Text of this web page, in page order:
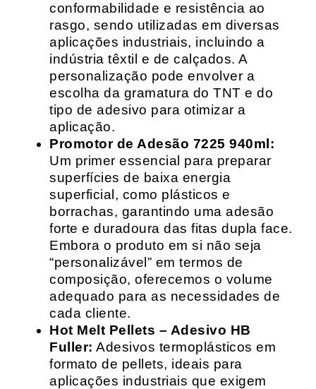
conformabilidade e resistência ao
rasgo, sendo utilizadas em diversas
aplicações industriais, incluindo a
indústria têxtil e de calçados. A
personalização pode envolver a
escolha da gramatura do TNT e do
tipo de adesivo para otimizar a
aplicação.
Promotor de Adesão 7225 940ml:
Um primer essencial para preparar
superfícies de baixa energia
superficial, como plásticos e
borrachas, garantindo uma adesão
forte e duradoura das fitas dupla face.
Embora o produto em si não seja
“personalizável” em termos de
composição, oferecemos o volume
adequado para as necessidades de
cada cliente.
Hot Melt Pellets – Adesivo HB
Fuller: Adesivos termoplásticos em
formato de pellets, ideais para
aplicações industriais que exigem